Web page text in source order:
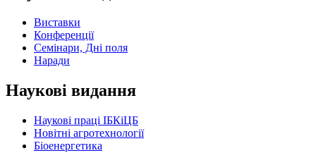
Виставки
Конференції
Семінари, Дні поля
Наради
Наукові видання
Наукові праці ІБКіЦБ
Новітні агротехнології
Бiоенергетика